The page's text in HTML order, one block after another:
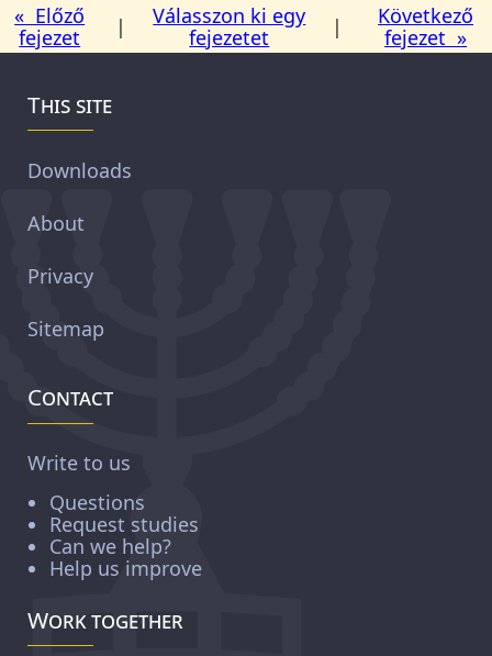
« Előző
fejezet
|
Válasszon ki egy
fejezetet
|
Következő
fejezet »
This site
Downloads
About
Privacy
Sitemap
Contact
Write to us
Questions
Request studies
Can we help?
Help us improve
Work together